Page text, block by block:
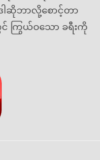
ဆိုဘာလို့စောင့်တာ
င် ကြွယ်ဝသော ခရီးကို